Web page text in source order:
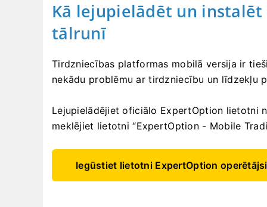
Kā lejupielādēt un
tālrunī
Tirdzniecības platformas mobilā versija ir
nekādu problēmu ar tirdzniecību un līdzekļu
Lejupielādējiet oficiālo ExpertOption lietotni
meklējiet lietotni “ExpertOption - Mobile
Iegūstiet lietotni ExpertOption